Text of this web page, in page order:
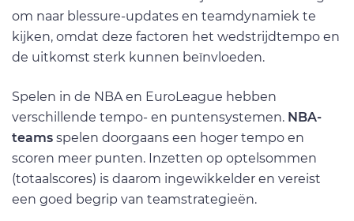
om naar blessure-updates en teamdynamiek te
kijken, omdat deze factoren het wedstrijdtempo en
de uitkomst sterk kunnen beïnvloeden.
Spelen in de NBA en EuroLeague hebben
verschillende tempo- en puntensystemen. NBA-
teams spelen doorgaans een hoger tempo en
scoren meer punten. Inzetten op optelsommen
(totaalscores) is daarom ingewikkelder en vereist
een goed begrip van teamstrategieën.